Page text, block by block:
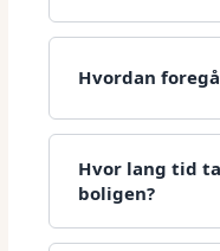
Hvordan
Hvor lang tid
boligen?